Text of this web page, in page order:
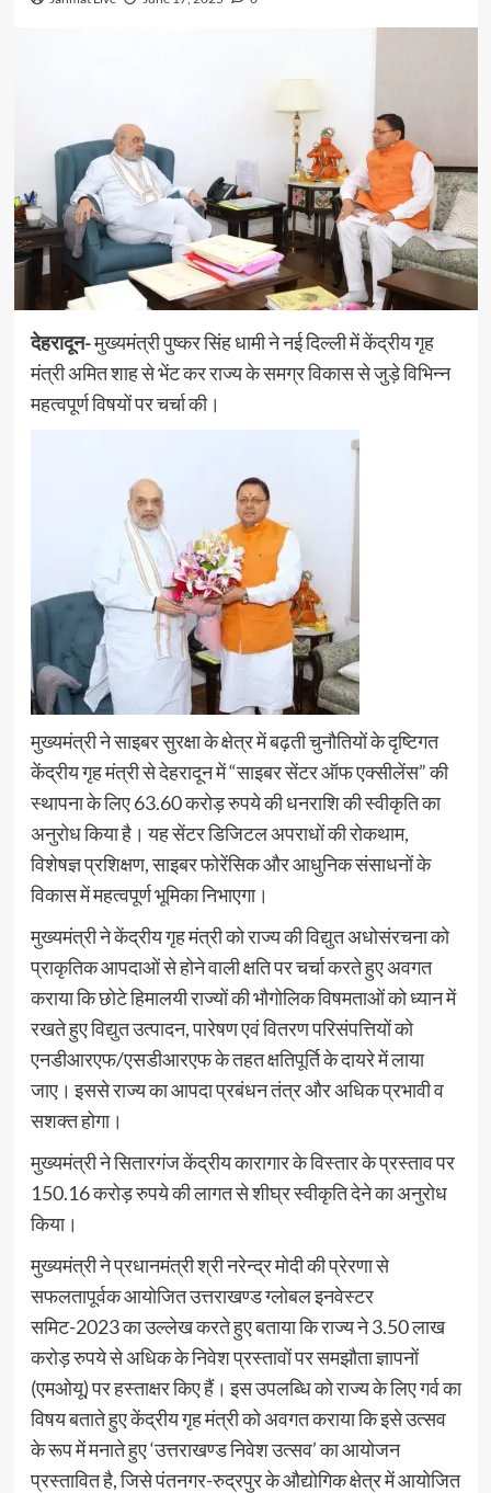
देहरादून-मुख्यमंत्री पुष्कर सिंह धामी ने नई दिल्ली में केंद्रीय गृह
मंत्री अमित शाह से भेंट कर राज्य के समग्र विकास से जुड़े विभिन्न
महत्वपूर्ण विषयों पर चर्चा की।
मुख्यमंत्री ने साइबर सुरक्षा के क्षेत्र में बढ़ती चुनौतियों के दृष्टिगत
केंद्रीय गृह मंत्री से देहरादून में “साइबर सेंटर ऑफ एक्सीलेंस” की
स्थापना के लिए 63.60 करोड़ रुपये की धनराशि की स्वीकृति का
अनुरोध किया है। यह सेंटर डिजिटल अपराधों की रोकथाम,
विशेषज्ञ प्रशिक्षण, साइबर फोरेंसिक और आधुनिक संसाधनों के
विकास में महत्वपूर्ण भूमिका निभाएगा।
मुख्यमंत्री ने केंद्रीय गृह मंत्री को राज्य की विद्युत अधोसंरचना को
प्राकृतिक आपदाओं से होने वाली क्षति पर चर्चा करते हुए अवगत
कराया कि छोटे हिमालयी राज्यों की भौगोलिक विषमताओं को ध्यान में
रखते हुए विद्युत उत्पादन, पारेषण एवं वितरण परिसंपत्तियों को
एनडीआरएफ/एसडीआरएफ के तहत क्षतिपूर्ति के दायरे में लाया
जाए। इससे राज्य का आपदा प्रबंधन तंत्र और अधिक प्रभावी व
सशक्त होगा।
मुख्यमंत्री ने सितारगंज केंद्रीय कारागार के विस्तार के प्रस्ताव पर
150.16 करोड़ रुपये की लागत से शीघ्र स्वीकृति देने का अनुरोध
किया।
मुख्यमंत्री ने प्रधानमंत्री श्री नरेन्द्र मोदी की प्रेरणा से
सफलतापूर्वक आयोजित उत्तराखण्ड ग्लोबल इनवेस्टर
समिट-2023 का उल्लेख करते हुए बताया कि राज्य ने 3.50 लाख
करोड़ रुपये से अधिक के निवेश प्रस्तावों पर समझौता ज्ञापनों
(एमओयू) पर हस्ताक्षर किए हैं। इस उपलब्धि को राज्य के लिए गर्व का
विषय बताते हुए केंद्रीय गृह मंत्री को अवगत कराया कि इसे उत्सव
के रूप में मनाते हुए ‘उत्तराखण्ड निवेश उत्सव’ का आयोजन
प्रस्तावित है, जिसे पंतनगर-रुद्रपुर के औद्योगिक क्षेत्र में आयोजित